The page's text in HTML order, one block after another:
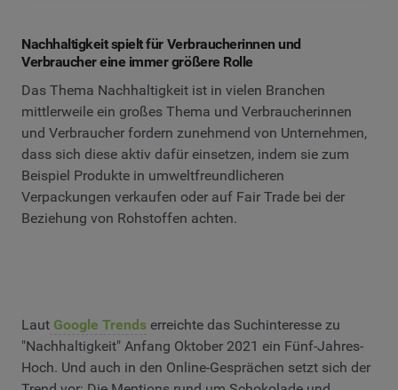
Nachhaltigkeit spielt für Verbraucherinnen und
Verbraucher eine immer größere Rolle
Das Thema Nachhaltigkeit ist in vielen Branchen
mittlerweile ein großes Thema und Verbraucherinnen
und Verbraucher fordern zunehmend von Unternehmen,
dass sich diese aktiv dafür einsetzen, indem sie zum
Beispiel Produkte in umweltfreundlicheren
Verpackungen verkaufen oder auf Fair Trade bei der
Beziehung von Rohstoffen achten.
Laut Google Trends erreichte das Suchinteresse zu
"Nachhaltigkeit" Anfang Oktober 2021 ein Fünf-Jahres-
Hoch. Und auch in den Online-Gesprächen setzt sich der